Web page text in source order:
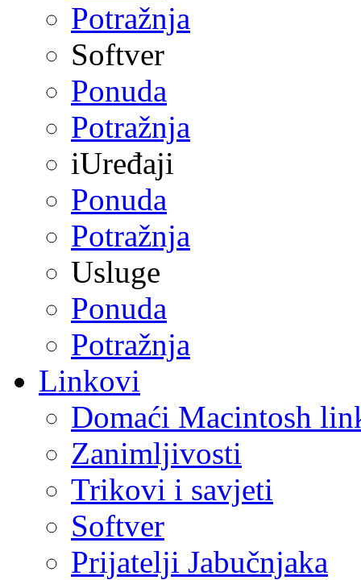
Potražnja
Softver
Ponuda
Potražnja
iUređaji
Ponuda
Potražnja
Usluge
Ponuda
Potražnja
Linkovi
Domaći Macintosh
Zanimljivosti
Trikovi i savjeti
Softver
Prijatelji Jabučnjaka